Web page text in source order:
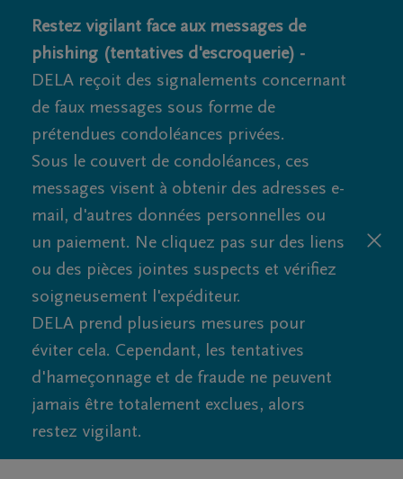
Restez vigilant face aux messages de
phishing (tentatives d'escroquerie) -
DELA reçoit des signalements concernant
de faux messages sous forme de
prétendues condoléances privées.
Sous le couvert de condoléances, ces
messages visent à obtenir des adresses e-
mail, d'autres données personnelles ou
un paiement. Ne cliquez pas sur des liens
ou des pièces jointes suspects et vérifiez
soigneusement l'expéditeur.
DELA prend plusieurs mesures pour
éviter cela. Cependant, les tentatives
d'hameçonnage et de fraude ne peuvent
jamais être totalement exclues, alors
restez vigilant.